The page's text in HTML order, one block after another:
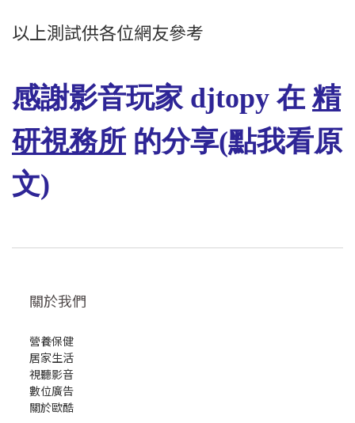
以上測試供各位網友參考
感謝影音玩家 djtopy 在 精
研視務所 的分享(點我看原
文)
關於我們
營養保健
居家生活
視聽影音
數位廣告
關於歐酷